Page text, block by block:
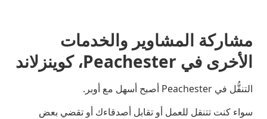
مشاركة المشاوير والخدمات
الأخرى في Peachester، كوينزلاند
التنقُّل في Peachester أصبح أسهل مع أوبر.
سواء كنت تتنقل للعمل أو تقابل أصدقاءك أو تقضي بعض